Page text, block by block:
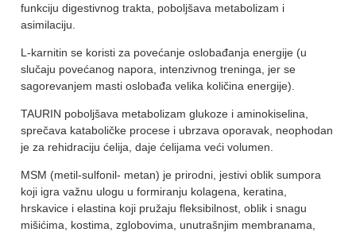
funkciju digestivnog trakta, poboljšava metabolizam i
asimilaciju.
L-karnitin se koristi za povećanje oslobađanja energije (u
slučaju povećanog napora, intenzivnog treninga, jer se
sagorevanjem masti oslobađa velika količina energije).
TAURIN poboljšava metabolizam glukoze i aminokiselina,
sprečava kataboličke procese i ubrzava oporavak, neophodan
je za rehidraciju ćelija, daje ćelijama veći volumen.
MSM (metil-sulfonil- metan) je prirodni, jestivi oblik sumpora
koji igra važnu ulogu u formiranju kolagena, keratina,
hrskavice i elastina koji pružaju fleksibilnost, oblik i snagu
mišićima, kostima, zglobovima, unutrašnjim membranama,